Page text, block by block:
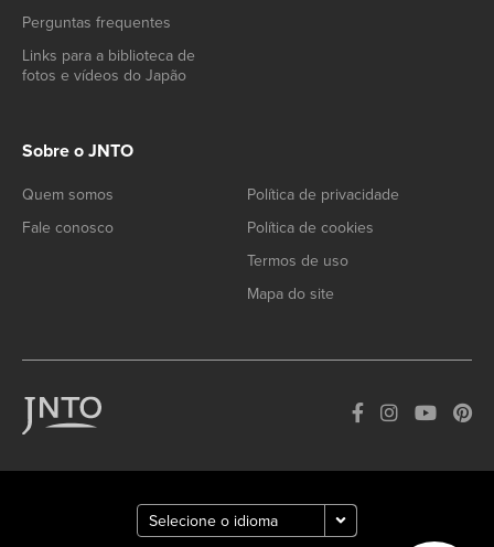
Perguntas frequentes
Links para a biblioteca de
fotos e vídeos do Japão
Sobre o JNTO
Quem somos
Fale conosco
Política de privacidade
Política de cookies
Termos de uso
Mapa do site